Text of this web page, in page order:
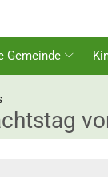
Gemeinde